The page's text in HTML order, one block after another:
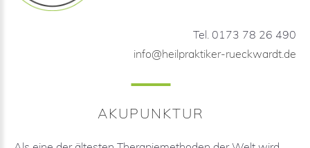
Tel. 0173 78 26 490
info@heilpraktiker-rueckwardt.de
AKUPUNKTUR